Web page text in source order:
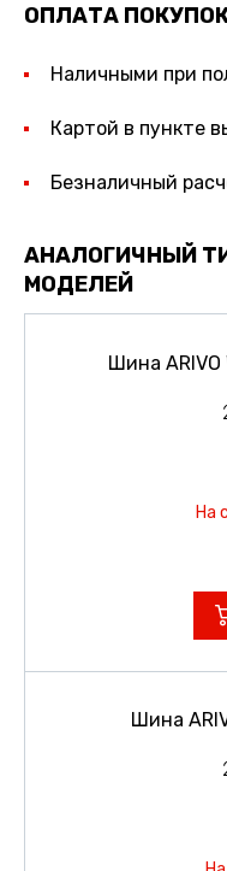
ОПЛАТА
Наличными при
Картой в пункте
Безналичный
АНАЛОГИЧНЫЙ
МОДЕЛЕЙ
Шина ARIVO
На
Шина